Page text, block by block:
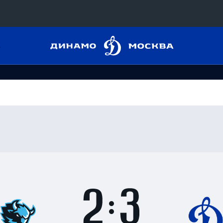
Конференция «Восток»
Адмирал
КХЛ
Динамо
матча